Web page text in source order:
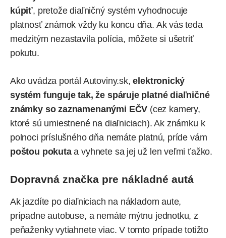
kúpiť, pretože diaľničný systém vyhodnocuje
platnosť známok vždy ku koncu dňa. Ak vás teda
medzitým nezastavila polícia, môžete si ušetriť
pokutu.
Ako uvádza portál Autoviny.sk,elektronický
systém funguje tak, že spáruje platné diaľničné
známky so zaznamenanými EČV (cez kamery,
ktoré sú umiestnené na diaľniciach). Ak známku k
polnoci príslušného dňa nemáte platnú, príde vám
poštou pokutaa vyhnete sa jej už len veľmi ťažko.
Dopravná značka pre nákladné autá
Ak jazdíte po diaľniciach na nákladom aute,
prípadne autobuse, a nemáte mýtnu jednotku, z
peňaženky vytiahnete viac. V tomto prípade totižto